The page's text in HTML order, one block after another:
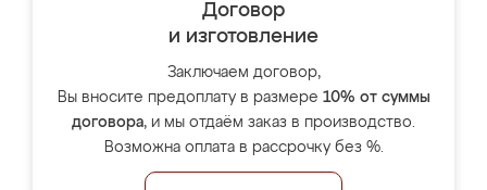
Договор
и изготовление
Заключаем договор,
Вы вносите предоплату в размере 10% от суммы
договора, и мы отдаём заказ в производство.
Возможна оплата в рассрочку без %.